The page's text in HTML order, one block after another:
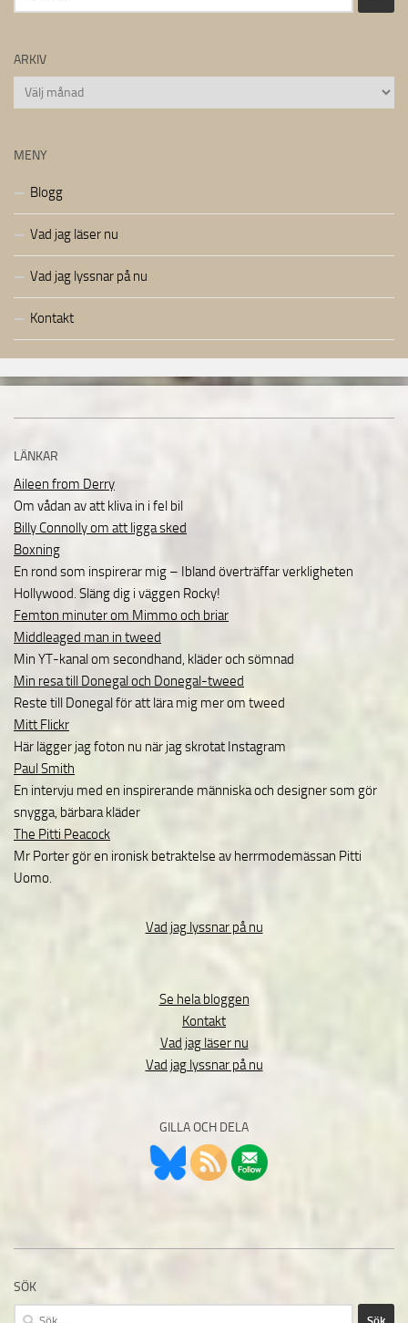
efter:
ARKIV
Arkiv
MENY
Blogg
Vad jag läser nu
Vad jag lyssnar på nu
Kontakt
LÄNKAR
Aileen from Derry
Om vådan av att kliva in i fel bil
Billy Connolly om att ligga sked
Boxning
En rond som inspirerar mig – Ibland överträffar verkligheten
Hollywood. Släng dig i väggen Rocky!
Femton minuter om Mimmo och briar
Middleaged man in tweed
Min YT-kanal om secondhand, kläder och sömnad
Min resa till Donegal och Donegal-tweed
Reste till Donegal för att lära mig mer om tweed
Mitt Flickr
Här lägger jag foton nu när jag skrotat Instagram
Paul Smith
En intervju med en inspirerande människa och designer som gör
snygga, bärbara kläder
The Pitti Peacock
Mr Porter gör en ironisk betraktelse av herrmodemässan Pitti
Uomo.
Vad jag lyssnar på nu
Se hela bloggen
Kontakt
Vad jag läser nu
Vad jag lyssnar på nu
GILLA OCH DELA
SÖK
Sök